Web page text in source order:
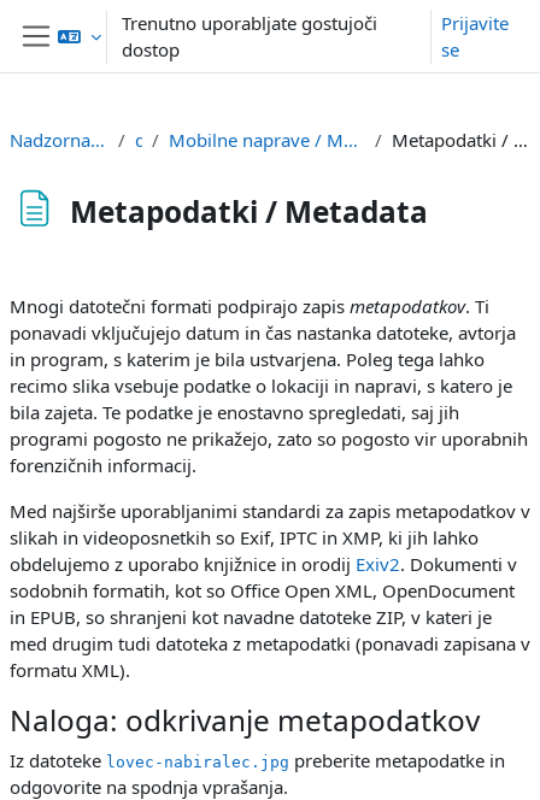
Preskoči na glavno vsebino
Stransko polje
Trenutno uporabljate gostujoči
dostop
Prijavite
se
Nadzorna plošča df Mobilne naprave / Mobile devices Metapodatki / Metadata
Metapodatki / Metadata
Mnogi datotečni formati podpirajo zapis metapodatkov. Ti
ponavadi vključujejo datum in čas nastanka datoteke, avtorja
in program, s katerim je bila ustvarjena. Poleg tega lahko
recimo slika vsebuje podatke o lokaciji in napravi, s katero je
bila zajeta. Te podatke je enostavno spregledati, saj jih
programi pogosto ne prikažejo, zato so pogosto vir uporabnih
forenzičnih informacij.
Med najširše uporabljanimi standardi za zapis metapodatkov v
slikah in videoposnetkih so Exif, IPTC in XMP, ki jih lahko
obdelujemo z uporabo knjižnice in orodij Exiv2. Dokumenti v
sodobnih formatih, kot so Office Open XML, OpenDocument
in EPUB, so shranjeni kot navadne datoteke ZIP, v kateri je
med drugim tudi datoteka z metapodatki (ponavadi zapisana v
formatu XML).
Naloga: odkrivanje metapodatkov
Iz datoteke lovec-nabiralec.jpg preberite metapodatke in
odgovorite na spodnja vprašanja.